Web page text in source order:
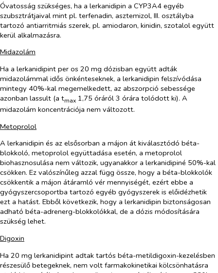
Óvatosság szükséges, ha a lerkanidipin a CYP3A4 egyéb
szubsztrátjaival mint pl. terfenadin, asztemizol, III. osztályba
tartozó antiarritmiás szerek, pl. amiodaron, kinidin, szotalol együtt
kerül alkalmazásra.
Midazolám
Ha a lerkanidipint per os 20 mg dózisban együtt adták
midazolámmal idős önkénteseknek, a lerkanidipin felszívódása
mintegy 40%-kal megemelkedett, az abszorpció sebessége
azonban lassult (a tmax 1,75 óráról 3 órára tolódott ki). A
midazolám koncentrációja nem változott.
Metoprolol
A lerkanidipin és az elsősorban a májon át kiválasztódó béta-
blokkoló, metoprolol együttadása esetén, a metoprolol
biohasznosulása nem változik, ugyanakkor a lerkanidipiné 50%-kal
csökken. Ez valószínűleg azzal függ össze, hogy a béta-blokkolók
csökkentik a májon átáramló vér mennyiségét, ezért ebbe a
gyógyszercsoportba tartozó egyéb gyógyszerek is előidézhetik
ezt a hatást. Ebből következik, hogy a lerkanidipin biztonságosan
adható béta-adrenerg-blokkolókkal, de a dózis módosítására
szükség lehet.
Digoxin
Ha 20 mg lerkanidipint adtak tartós béta-metildigoxin-kezelésben
részesülő betegeknek, nem volt farmakokinetikai kölcsönhatásra